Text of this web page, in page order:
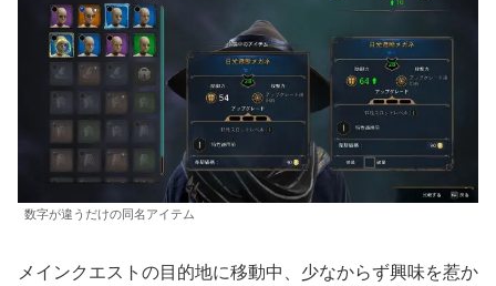
数字が違うだけの同名アイテム
メインクエストの目的地に移動中、少なからず興味を惹か